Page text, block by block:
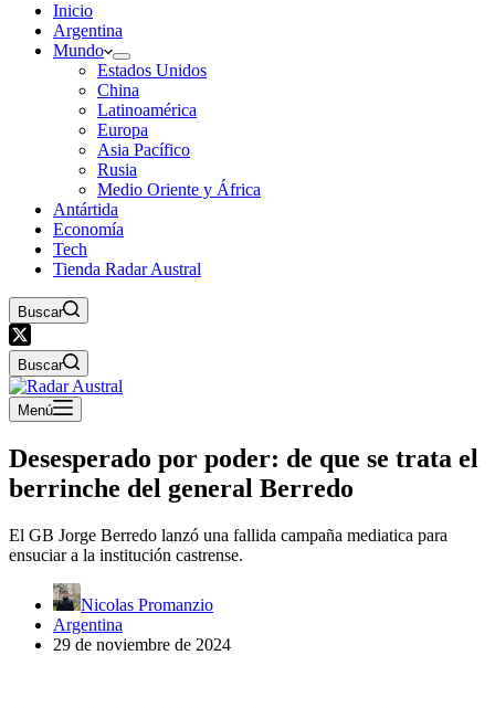
Inicio
Argentina
Mundo
Estados Unidos
China
Latinoamérica
Europa
Asia Pacífico
Rusia
Medio Oriente y África
Antártida
Economía
Tech
Tienda Radar Austral
Buscar
Buscar
Menú
Desesperado por poder: de que se trata el
berrinche del general Berredo
El GB Jorge Berredo lanzó una fallida campaña mediatica para
ensuciar a la institución castrense.
Nicolas Promanzio
Argentina
29 de noviembre de 2024